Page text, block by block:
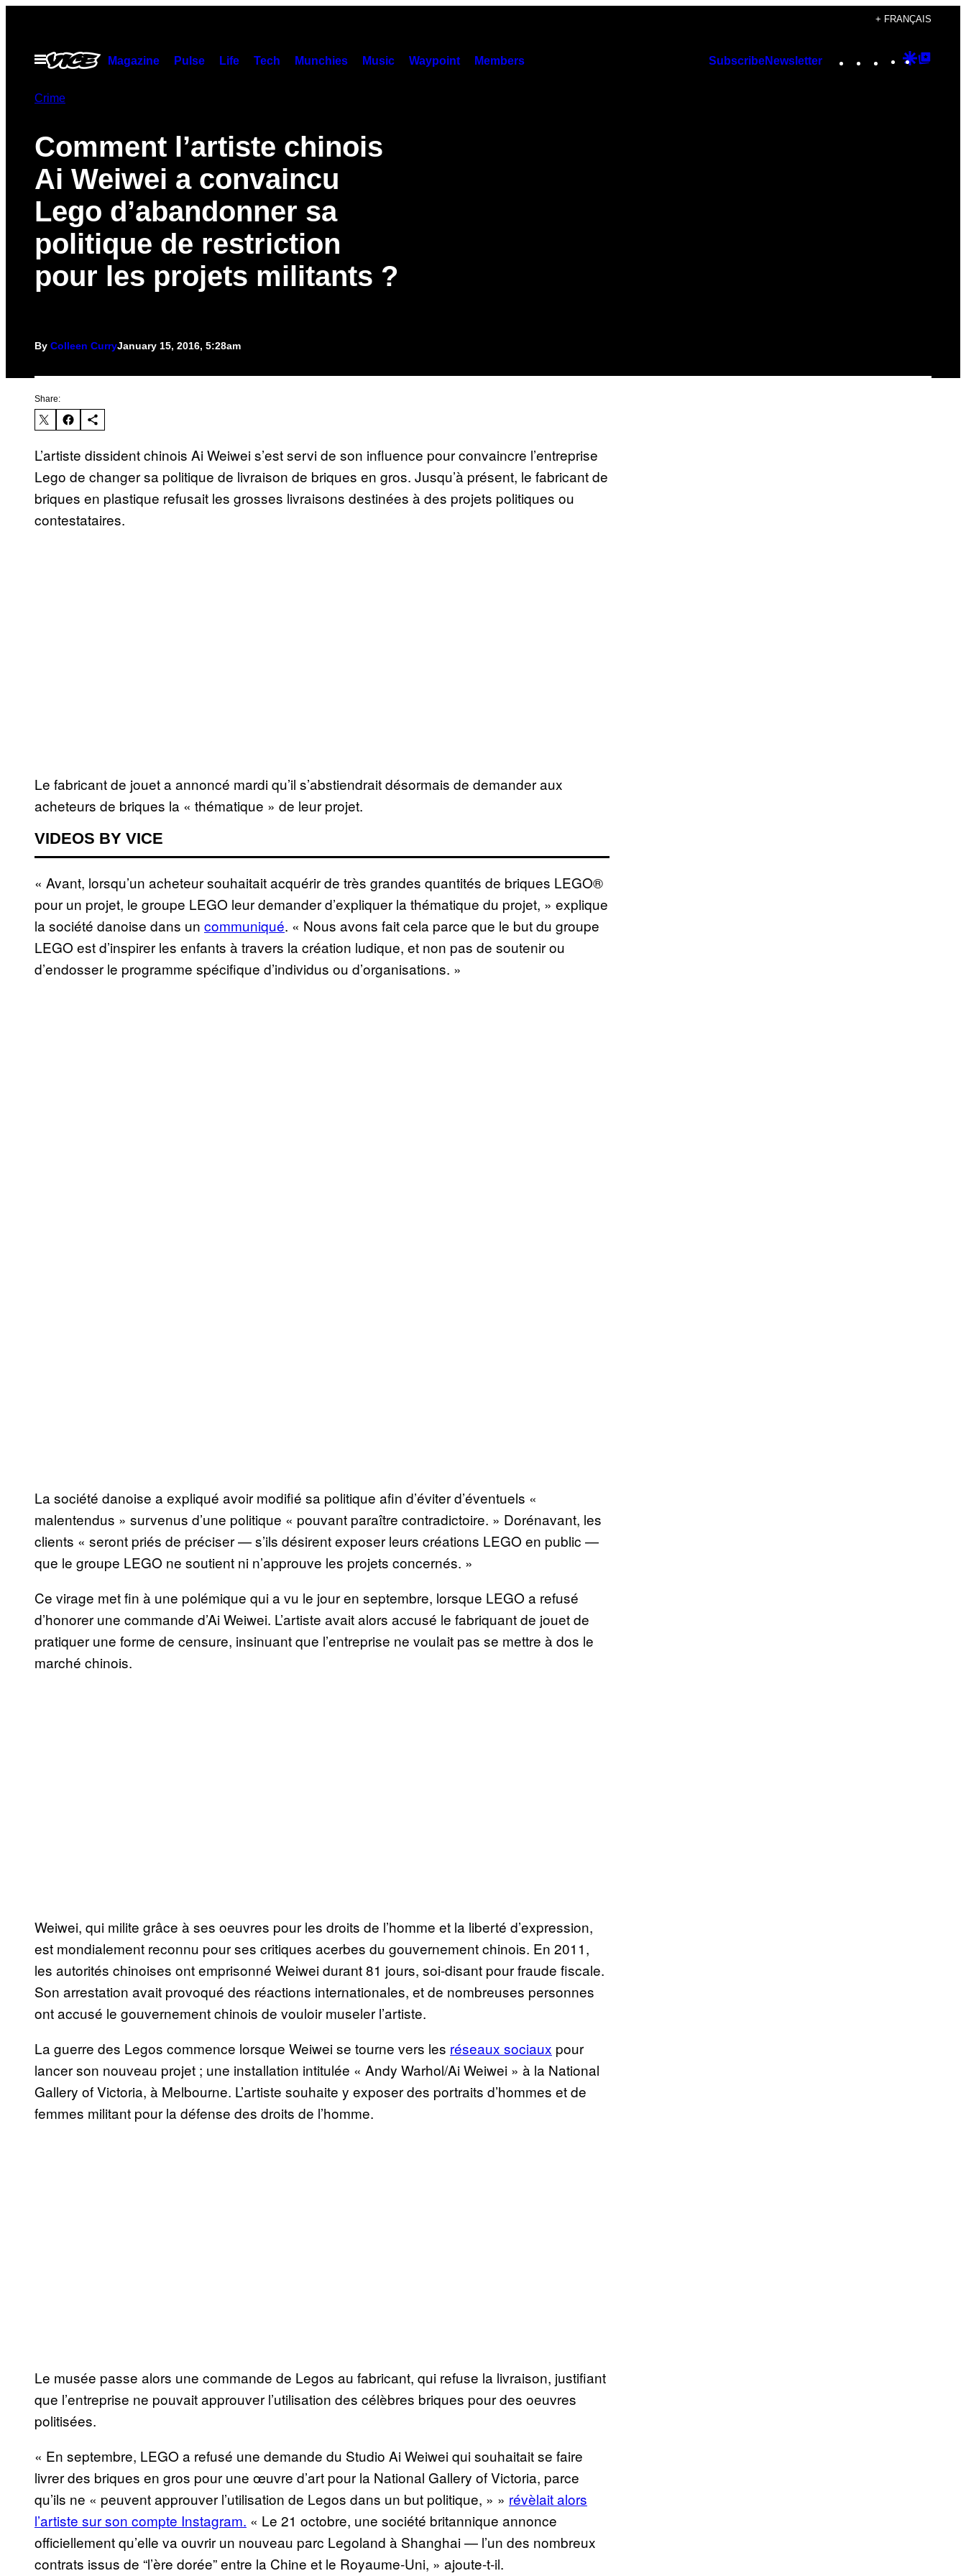
content
+ FRANÇAIS
Open
Menu
Magazine Pulse Life Tech Munchies Music Waypoint Members SubscribeNewsletter Instagram
TikTok
YouTube
Google
Crime
Comment l’artiste chinois
Ai Weiwei a convaincu
Lego d’abandonner sa
politique de restriction
pour les projets militants ?
By Colleen CurryJanuary 15, 2016, 5:28am
Share:
L’artiste dissident chinois Ai Weiwei s’est servi de son influence pour convaincre l’entreprise
Lego de changer sa politique de livraison de briques en gros. Jusqu’à présent, le fabricant de
briques en plastique refusait les grosses livraisons destinées à des projets politiques ou
contestataires.
Le fabricant de jouet a annoncé mardi qu’il s’abstiendrait désormais de demander aux
acheteurs de briques la « thématique » de leur projet.
VIDEOS BY VICE
« Avant, lorsqu’un acheteur souhaitait acquérir de très grandes quantités de briques LEGO®
pour un projet, le groupe LEGO leur demander d’expliquer la thématique du projet, » explique
la société danoise dans un communiqué. « Nous avons fait cela parce que le but du groupe
LEGO est d’inspirer les enfants à travers la création ludique, et non pas de soutenir ou
d’endosser le programme spécifique d’individus ou d’organisations. »
La société danoise a expliqué avoir modifié sa politique afin d’éviter d’éventuels «
malentendus » survenus d’une politique « pouvant paraître contradictoire. » Dorénavant, les
clients « seront priés de préciser — s’ils désirent exposer leurs créations LEGO en public —
que le groupe LEGO ne soutient ni n’approuve les projets concernés. »
Ce virage met fin à une polémique qui a vu le jour en septembre, lorsque LEGO a refusé
d’honorer une commande d’Ai Weiwei. L’artiste avait alors accusé le fabriquant de jouet de
pratiquer une forme de censure, insinuant que l’entreprise ne voulait pas se mettre à dos le
marché chinois.
Weiwei, qui milite grâce à ses oeuvres pour les droits de l’homme et la liberté d’expression,
est mondialement reconnu pour ses critiques acerbes du gouvernement chinois. En 2011,
les autorités chinoises ont emprisonné Weiwei durant 81 jours, soi-disant pour fraude fiscale.
Son arrestation avait provoqué des réactions internationales, et de nombreuses personnes
ont accusé le gouvernement chinois de vouloir museler l’artiste.
La guerre des Legos commence lorsque Weiwei se tourne vers les réseaux sociaux pour
lancer son nouveau projet ; une installation intitulée « Andy Warhol/Ai Weiwei » à la National
Gallery of Victoria, à Melbourne. L’artiste souhaite y exposer des portraits d’hommes et de
femmes militant pour la défense des droits de l’homme.
Le musée passe alors une commande de Legos au fabricant, qui refuse la livraison, justifiant
que l’entreprise ne pouvait approuver l’utilisation des célèbres briques pour des oeuvres
politisées.
« En septembre, LEGO a refusé une demande du Studio Ai Weiwei qui souhaitait se faire
livrer des briques en gros pour une œuvre d’art pour la National Gallery of Victoria, parce
qu’ils ne « peuvent approuver l’utilisation de Legos dans un but politique, » » révèlait alors
l’artiste sur son compte Instagram. « Le 21 octobre, une société britannique annonce
officiellement qu’elle va ouvrir un nouveau parc Legoland à Shanghai — l’un des nombreux
contrats issus de “l’ère dorée” entre la Chine et le Royaume-Uni, » ajoute-t-il.